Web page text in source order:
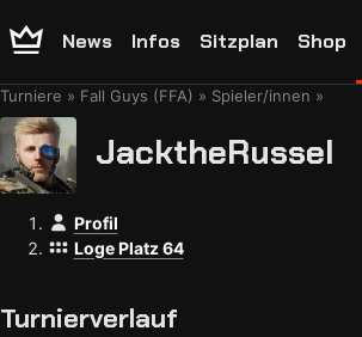
News Infos Sitzplan Shop
Turniere Fall Guys (FFA) Spieler/innen
JacktheRussel
Profil
Loge Platz 64
Turnierverlauf